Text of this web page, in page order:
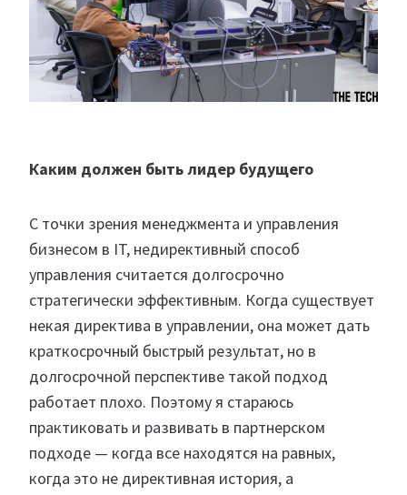
Каким должен быть лидер будущего
С точки зрения менеджмента и управления
бизнесом в IT, недирективный способ
управления считается долгосрочно
стратегически эффективным. Когда существует
некая директива в управлении, она может дать
краткосрочный быстрый результат, но в
долгосрочной перспективе такой подход
работает плохо. Поэтому я стараюсь
практиковать и развивать в партнерском
подходе — когда все находятся на равных,
когда это не директивная история, а